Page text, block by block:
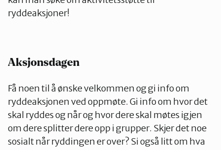
ryddeaksjoner!
Aksjonsdagen
Få noen til å ønske velkommen og gi info om
ryddeaksjonen ved oppmøte. Gi info om hvor det
skal ryddes og når og hvor dere skal møtes igjen
om dere splitter dere opp i grupper. Skjer det noe
sosialt når ryddingen er over? Si også litt om hva